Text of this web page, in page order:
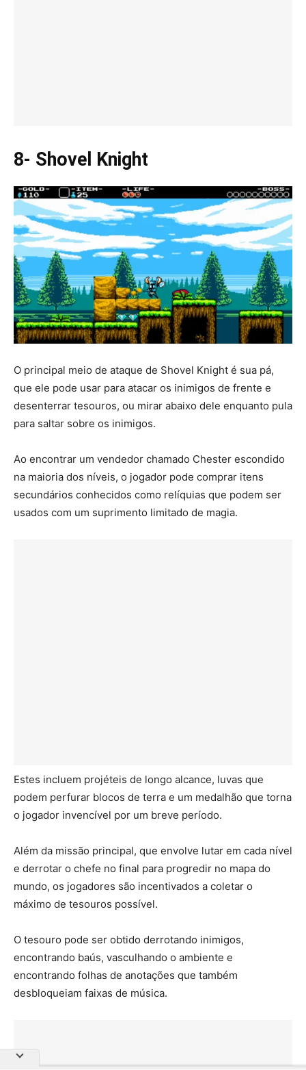
8- Shovel Knight
O principal meio de ataque de Shovel Knight é sua pá,
que ele pode usar para atacar os inimigos de frente e
desenterrar tesouros, ou mirar abaixo dele enquanto pula
para saltar sobre os inimigos.
Ao encontrar um vendedor chamado Chester escondido
na maioria dos níveis, o jogador pode comprar itens
secundários conhecidos como relíquias que podem ser
usados com um suprimento limitado de magia.
Estes incluem projéteis de longo alcance, luvas que
podem perfurar blocos de terra e um medalhão que torna
o jogador invencível por um breve período.
Além da missão principal, que envolve lutar em cada nível
e derrotar o chefe no final para progredir no mapa do
mundo, os jogadores são incentivados a coletar o
máximo de tesouros possível.
O tesouro pode ser obtido derrotando inimigos,
encontrando baús, vasculhando o ambiente e
encontrando folhas de anotações que também
desbloqueiam faixas de música.